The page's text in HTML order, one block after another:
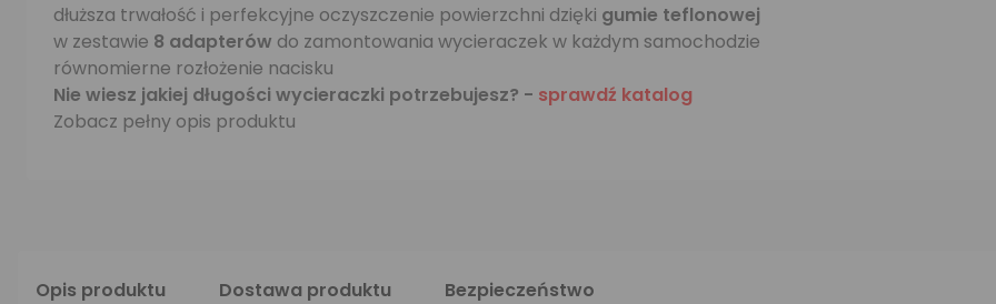
dłuższa trwałość i perfekcyjne oczyszczenie powierzchni dzięki gumie teflonowej
w zestawie 8 adapterów do zamontowania wycieraczek w każdym samochodzie
równomierne rozłożenie nacisku
Nie wiesz jakiej długości wycieraczki potrzebujesz? - sprawdź katalog
Zobacz pełny opis produktu
Opis produktu Dostawa produktu Bezpieczeństwo